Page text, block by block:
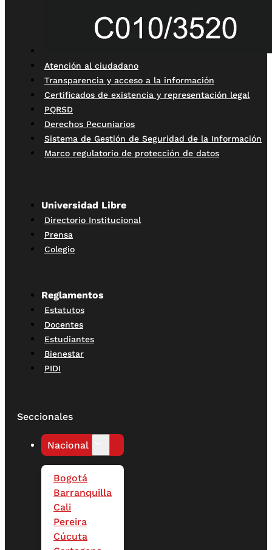
Atención al ciudadano
Transparencia y acceso a la información
Certificados de existencia y representación legal
PQRSD
Derechos Pecuniarios
Sistema de Gestión de Seguridad de la Información
Marco regulatorio de protección de datos
Universidad Libre
Directorio Institucional
Prensa
Colegio
Reglamentos
Estatutos
Docentes
Estudiantes
Bienestar
PIDI
Seccionales
Nacional
Bogotá
Barranquilla
Cali
Pereira
Cúcuta